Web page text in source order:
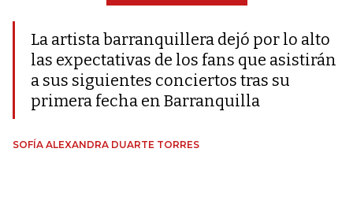
La artista barranquillera dejó por lo alto
las expectativas de los fans que asistirán
a sus siguientes conciertos tras su
primera fecha en Barranquilla
SOFÍA ALEXANDRA DUARTE TORRES